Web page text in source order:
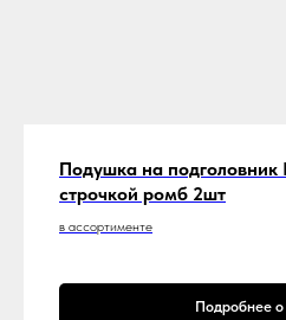
Подушка на подголовник
строчкой ромб 2шт
в ассортименте
Подробнее о